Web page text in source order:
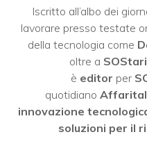
Iscritto all’albo dei
lavorare presso testate
della tecnologia come
oltre a
è editor per
quotidiano
innovazione
soluzioni per il